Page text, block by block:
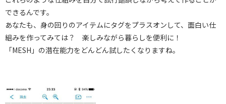
できるんです。
あなたも、身の回りのアイテムにタグをプラスオンして、面白い仕
組みを作ってみては？ 楽しみながら暮らしを便利に！
「MESH」の潜在能力をどんどん試したくなりますね。